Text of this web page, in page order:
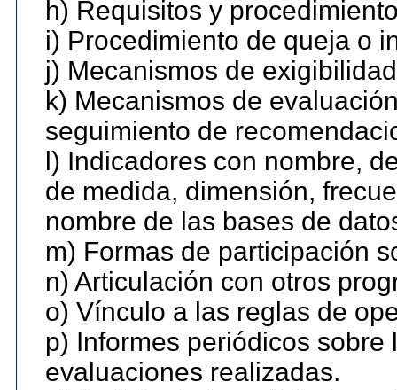
h) Requisitos y
i) Procedimiento de queja o
j) Mecanismos de
k) Mecanismos de
seguimiento de
l) Indicadores con nombre,
de medida, dimensión,
nombre de las bases de
m) Formas de participación
n) Articulación con otros
o) Vínculo a las reglas de
p) Informes periódicos
evaluaciones realizadas.